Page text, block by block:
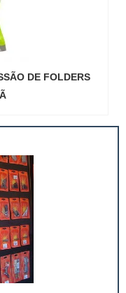
DE FOLDERS